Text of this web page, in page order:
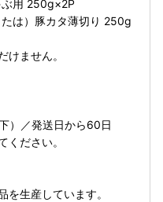
ぶ用 250g×2P
は）豚カタ薄切り 250g
けません。
）／発送日から60日
ださい。
生産しています。